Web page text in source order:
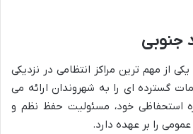
جنوبی یکی از مهم ترین مراکز انتظامی در نزدیکی
گسترده ای را به شهروندان ارائه می
استحفاظی خود، مسئولیت حفظ نظم و
را بر عهده دارد.